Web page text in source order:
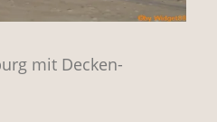
mit Decken-